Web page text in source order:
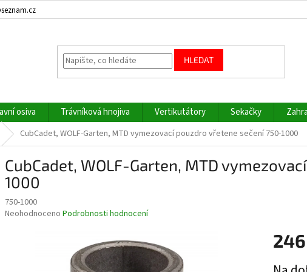
HLEDAT
osiva Trávníková hnojiva Vertikutátory Sekačky
CubCadet, WOLF-Garten, MTD vymezovací pouzdro vřetene sečení 750-1000
CubCadet, WOLF-Garten, MTD
1000
750-1000
Průměrné
Neohodnoceno Podrobnosti hodnocení